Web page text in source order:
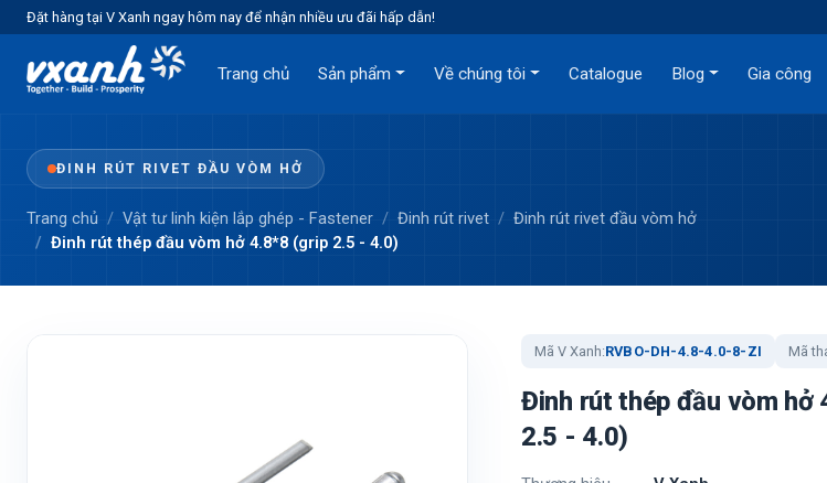
Đặt hàng tại V Xanh ngay hôm nay để nhận nhiều ưu đãi hấp dẫn!
Trang chủ Sản phẩm Về chúng tôi Catalogue Blog Gia công
ĐINH RÚT RIVET ĐẦU VÒM HỞ
Trang chủ Vật tư linh kiện lắp ghép - Fastener Đinh rút rivet
Đinh rút rivet đầu vòm hở
Đinh rút thép đầu vòm hở 4.8*8 (grip 2.5 - 4.0)
Mã V Xanh:RVBO-DH-4.8-4.0-8-ZI Mã
Đinh rút thép đầu vòm hở
2.5 - 4.0)